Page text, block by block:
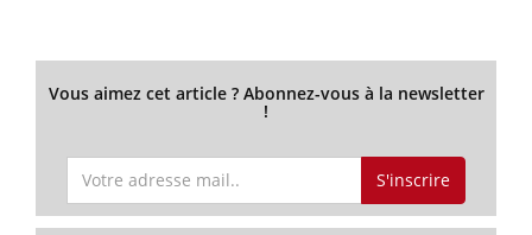
Vous aimez cet article ? Abonnez-vous à la newsletter
!
S'inscrire